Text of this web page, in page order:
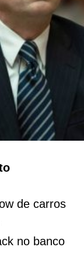
de carros
no banco